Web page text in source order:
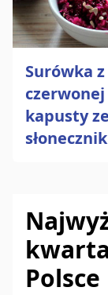
Surówka z
czerwonej
kapusty ze
Polsce